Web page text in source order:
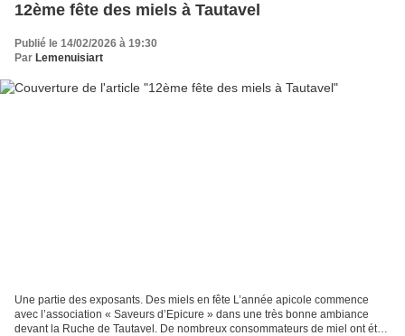
12ème fête des miels à Tautavel
Publié le 14/02/2026 à 19:30
Par Lemenuisiart
Une partie des exposants. Des miels en fête L’année apicole commence
avec l’association « Saveurs d’Epicure » dans une très bonne ambiance
devant la Ruche de Tautavel. De nombreux consommateurs de miel ont été